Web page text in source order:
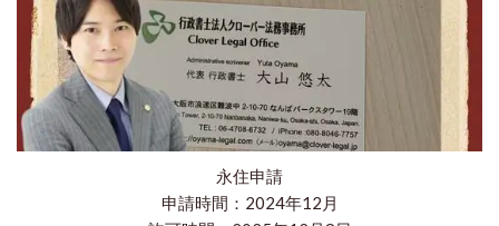
永住申請
申請時間：2024年12月